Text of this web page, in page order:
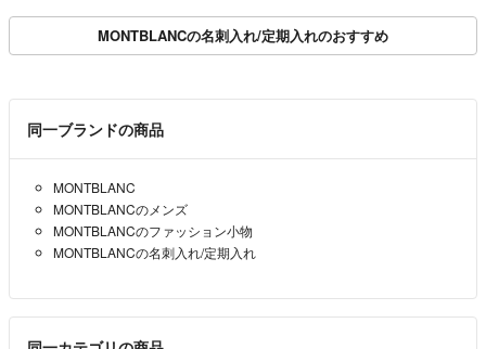
MONTBLANCの名刺入れ/定期入れのおすすめ
同一ブランドの商品
MONTBLANC
MONTBLANCのメンズ
MONTBLANCのファッション小物
MONTBLANCの名刺入れ/定期入れ